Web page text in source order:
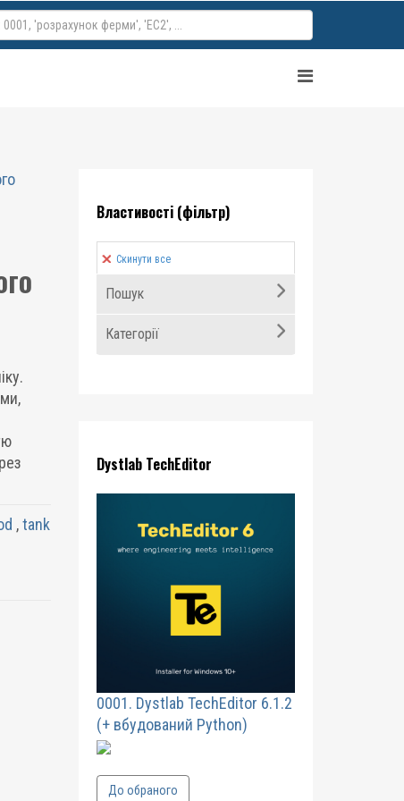
,tank
Властивості (фільтр)
Скинути все
Пошук
Категорії
Dystlab TechEditor
0001. Dystlab TechEditor 6.1.2
(+ вбудований Python)
До обраного